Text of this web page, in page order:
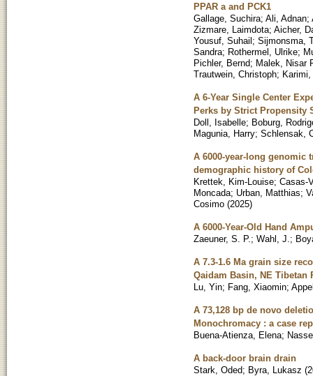
PPAR a and PCK1
Gallage, Suchira; Ali, Adnan;
Zizmare, Laimdota; Aicher,
Yousuf, Suhail; Sijmonsma,
Sandra; Rothermel, Ulrike;
Pichler, Bernd; Malek, Nisar
Trautwein, Christoph;
A 6-Year Single Center
Perks by Strict Propensity
Doll, Isabelle; Boburg,
Magunia, Harry; Schlensak,
A 6000-year-long
demographic history of
Krettek, Kim-Louise; Casas-
Moncada; Urban, Matthias;
Cosimo (2025)
A 6000-Year-Old Hand
Zaeuner, S. P. ; Wahl, J. ;
A 7.3-1.6 Ma grain size
Qaidam Basin, NE Tibetan
Lu, Yin; Fang, Xiaomin;
A 73,128 bp de novo
Monochromacy : a case
Buena-Atienza, Elena;
A back-door brain drain
Stark, Oded; Byra, Lukasz (